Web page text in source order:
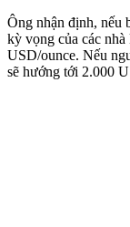
Ông nhận định, nếu
kỳ vọng của các
USD/ounce. Nếu
sẽ hướng tới 2.000